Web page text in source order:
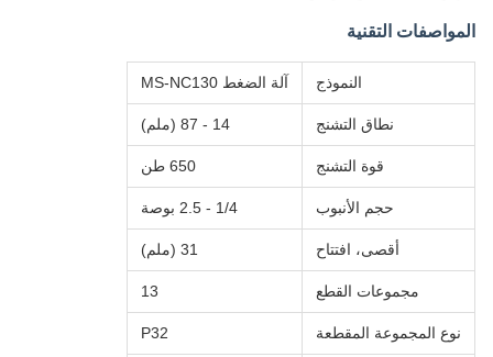
المواصفات التقنية
النموذج آلة الضغط MS-NC130
نطاق التشنج 14 - 87 (ملم)
قوة التشنج 650 طن
حجم الأنبوب 1/4 - 2.5 بوصة
أقصى، افتتاح 31 (ملم)
مجموعات القطع 13
نوع المجموعة المقطعة P32